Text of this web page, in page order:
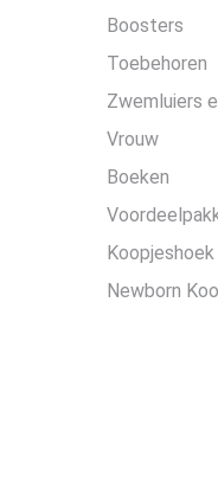
Boosters
Toebehoren
Zwemluiers
Vrouw
Boeken
Koopjeshoek
Newborn